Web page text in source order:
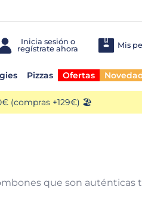
Mis
Pizzas Ofertas
(compras +129€) 🏖️
que son auténticas